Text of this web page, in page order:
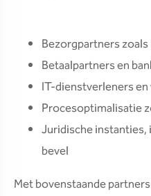
Bezorgpartners
Betaalpartners en
IT-dienstverleners
Procesoptimalisatie
Juridische instanties,
bevel
Met bovenstaande